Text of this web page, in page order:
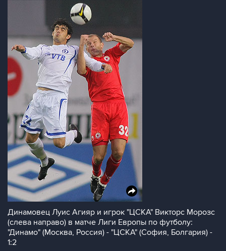
Динамовец Луис Агияр и игрок "ЦСКА" Викторс Морозс
(слева направо) в матче Лиги Европы по футболу:
"Динамо" (Москва, Россия) - "ЦСКА" (София, Болгария) -
1:2